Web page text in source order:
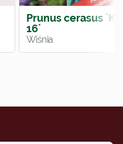
Prunus cerasus
16`
Wiśnia